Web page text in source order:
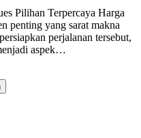
Pilihan Terpercaya Harga
penting yang sarat makna
perjalanan tersebut,
aspek…